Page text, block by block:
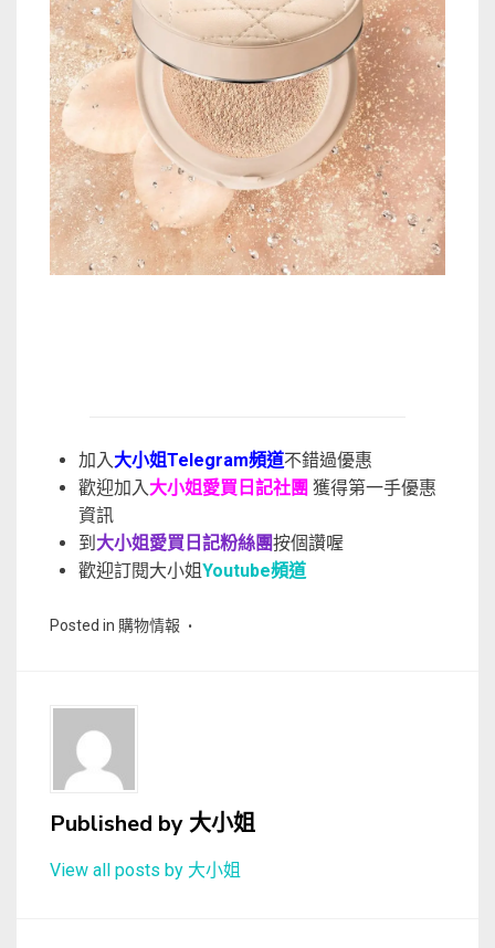
加入 大小姐Telegram頻道不錯過優惠
歡迎加入 大小姐愛買日記社團 獲得第一手優惠
資訊
到 大小姐愛買日記粉絲團按個讚喔
歡迎訂閱大小姐Youtube頻道
Posted in 購物情報
Published by大小姐
View all posts by 大小姐